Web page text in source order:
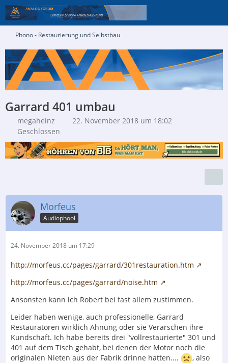
Phono - Restaurierung und Selbstbau
Garrard 401 umbau
megaheinz
22. November 2018 um 18:02
Geschlossen
Morfeus
Audiophool
24. November 2018 um 17:29
http://morfeus.cc/pages/garrard/301restauration.htm
http://morfeus.cc/pages/garrard/noise.htm
Ansonsten kann ich Robert bei fast allem zustimmen.
Leider haben wenige, auch professionelle, Garrard
Restauratoren wirklich Ahnung oder sie Verarschen ihre
Kundschaft. Ich habe bereits drei "vollrestaurierte" 301 und
401 auf dem Tisch gehabt, bei denen der Motor noch die
originalen Nieten aus der Fabrik drinne hatten....
, also